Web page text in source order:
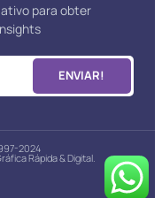
para obter
ENVIAR!
2024
Rápida & Digital.